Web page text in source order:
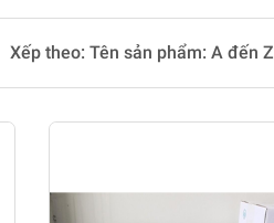
Xếp theo: Tên sản phẩm: A đến Z